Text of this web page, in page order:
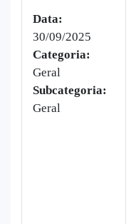
Data:
30/09/2025
Categoria:
Geral
Subcategoria:
Geral